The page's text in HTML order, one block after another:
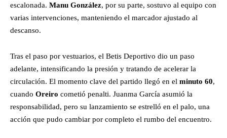
escalonada. Manu González, por su parte, sostuvo al equipo con
varias intervenciones, manteniendo el marcador ajustado al
descanso.
Tras el paso por vestuarios, el Betis Deportivo dio un paso
adelante, intensificando la presión y tratando de acelerar la
circulación. El momento clave del partido llegó en el minuto 60,
cuando Oreiro cometió penalti. Juanma García asumió la
responsabilidad, pero su lanzamiento se estrelló en el palo, una
acción que pudo cambiar por completo el rumbo del encuentro.